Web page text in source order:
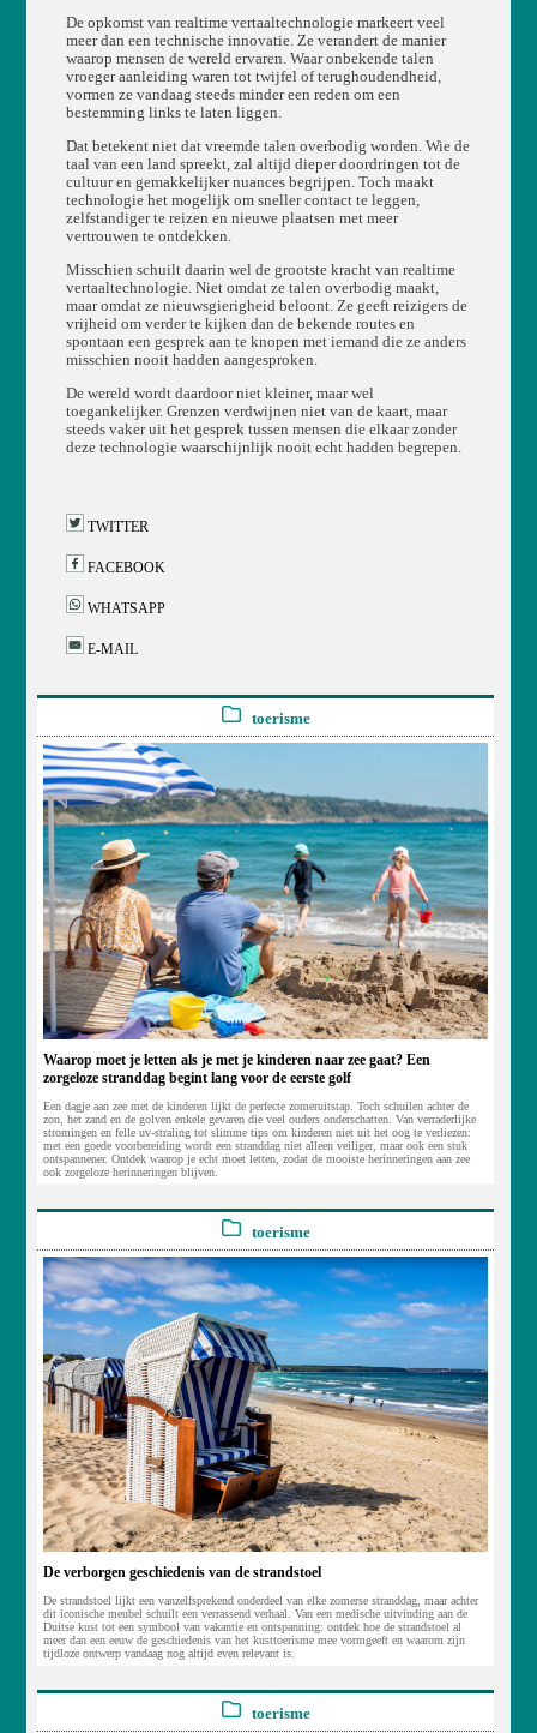
De opkomst van realtime vertaaltechnologie markeert veel
meer dan een technische innovatie. Ze verandert de manier
waarop mensen de wereld ervaren. Waar onbekende talen
vroeger aanleiding waren tot twijfel of terughoudendheid,
vormen ze vandaag steeds minder een reden om een
bestemming links te laten liggen.
Dat betekent niet dat vreemde talen overbodig worden. Wie de
taal van een land spreekt, zal altijd dieper doordringen tot de
cultuur en gemakkelijker nuances begrijpen. Toch maakt
technologie het mogelijk om sneller contact te leggen,
zelfstandiger te reizen en nieuwe plaatsen met meer
vertrouwen te ontdekken.
Misschien schuilt daarin wel de grootste kracht van realtime
vertaaltechnologie. Niet omdat ze talen overbodig maakt,
maar omdat ze nieuwsgierigheid beloont. Ze geeft reizigers de
vrijheid om verder te kijken dan de bekende routes en
spontaan een gesprek aan te knopen met iemand die ze anders
misschien nooit hadden aangesproken.
De wereld wordt daardoor niet kleiner, maar wel
toegankelijker. Grenzen verdwijnen niet van de kaart, maar
steeds vaker uit het gesprek tussen mensen die elkaar zonder
deze technologie waarschijnlijk nooit echt hadden begrepen.
TWITTER
FACEBOOK
WHATSAPP
E-MAIL
toerisme
Waarop moet je letten als je met je kinderen naar zee gaat? Een
zorgeloze stranddag begint lang voor de eerste golf
Een dagje aan zee met de kinderen lijkt de perfecte zomeruitstap. Toch schuilen achter de
zon, het zand en de golven enkele gevaren die veel ouders onderschatten. Van verraderlijke
stromingen en felle uv-straling tot slimme tips om kinderen niet uit het oog te verliezen:
met een goede voorbereiding wordt een stranddag niet alleen veiliger, maar ook een stuk
ontspannener. Ontdek waarop je echt moet letten, zodat de mooiste herinneringen aan zee
ook zorgeloze herinneringen blijven.
toerisme
De verborgen geschiedenis van de strandstoel
De strandstoel lijkt een vanzelfsprekend onderdeel van elke zomerse stranddag, maar achter
dit iconische meubel schuilt een verrassend verhaal. Van een medische uitvinding aan de
Duitse kust tot een symbool van vakantie en ontspanning: ontdek hoe de strandstoel al
meer dan een eeuw de geschiedenis van het kusttoerisme mee vormgeeft en waarom zijn
tijdloze ontwerp vandaag nog altijd even relevant is.
toerisme